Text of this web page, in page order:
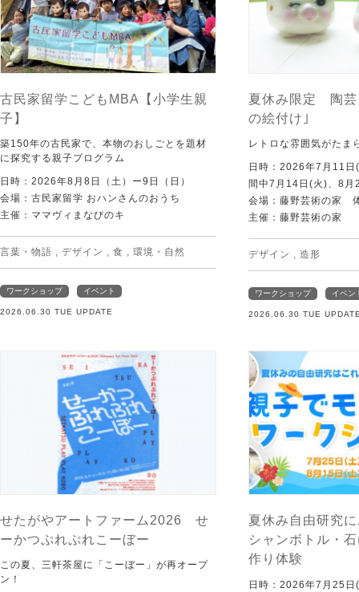
古民家留学こどもMBA【小学生親
子】
築150年の古民家で、本物のおしごとを題材
に探究する親子プログラム
日時：2026年8月8日（土）ー9日（日）
会場：古民家留学 おハンさんのおうち
主催：ママヴィまなびのキ
言葉・物語 デザイン 食 環境・自然
ワークショップ イベント
2026.06.30 TUE UPDATE
夏休み限定 陶芸
の絵付け｣
レトロな雰囲気がたま
日時：2026年7月11
間中7月14日(火)、8月
会場：藤野芸術の家
主催：藤野芸術の家
デザイン 造形
ワークショップ イベン
2026.06.30 TUE
せたがやアートファーム2026 せ
ーかつぷれぷれこーぼー
この夏、三軒茶屋に「こーぼー」が再オープ
ン！
夏休み自由研究
シャンボトル・
作り体験
日時：2026年7月25